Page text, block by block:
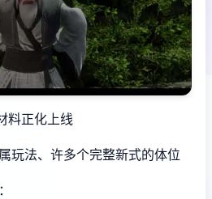
料正化上线
玩法、许多个完整新式的体位